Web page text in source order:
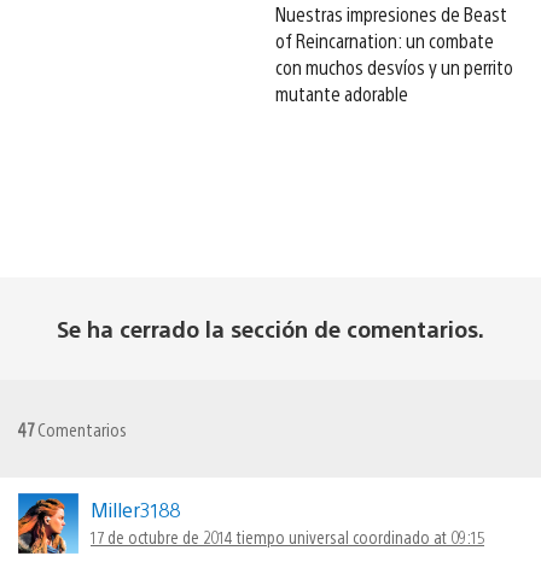
Nuestras impresiones de Beast
of Reincarnation: un combate
con muchos desvíos y un perrito
mutante adorable
Se ha cerrado la sección de comentarios.
47Comentarios
Miller3188
17 de octubre de 2014 tiempo universal coordinado at 09:15